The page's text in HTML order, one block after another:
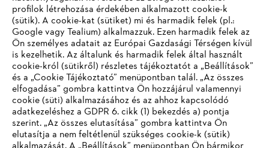
Vállalat
STIHL GYIK
Szerviz
IHR BROWSER WIRD NICHT
UNTERSTÜTZT
profilok létrehozása érdekében alkalmazott cookie-k
(sütik). A cookie-kat (sütiket) mi és harmadik felek (pl.:
Google vagy Tealium) alkalmazzuk. Ezen harmadik felek az
Ön személyes adatait az Európai Gazdasági Térségen kívül
is kezelhetik. Az általunk és harmadik felek által használt
cookie-król (sütikről) részletes tájékoztatót a „Beállítások”
és a „Cookie Tájékoztató” menüpontban talál. „Az összes
elfogadása” gombra kattintva Ön hozzájárul valamennyi
cookie (süti) alkalmazásához és az ahhoz kapcsolódó
adatkezeléshez a GDPR 6. cikk (1) bekezdés a) pontja
szerint. „Az összes elutasítása” gombra kattintva Ön
elutasítja a nem feltétlenül szükséges cookie-k (sütik)